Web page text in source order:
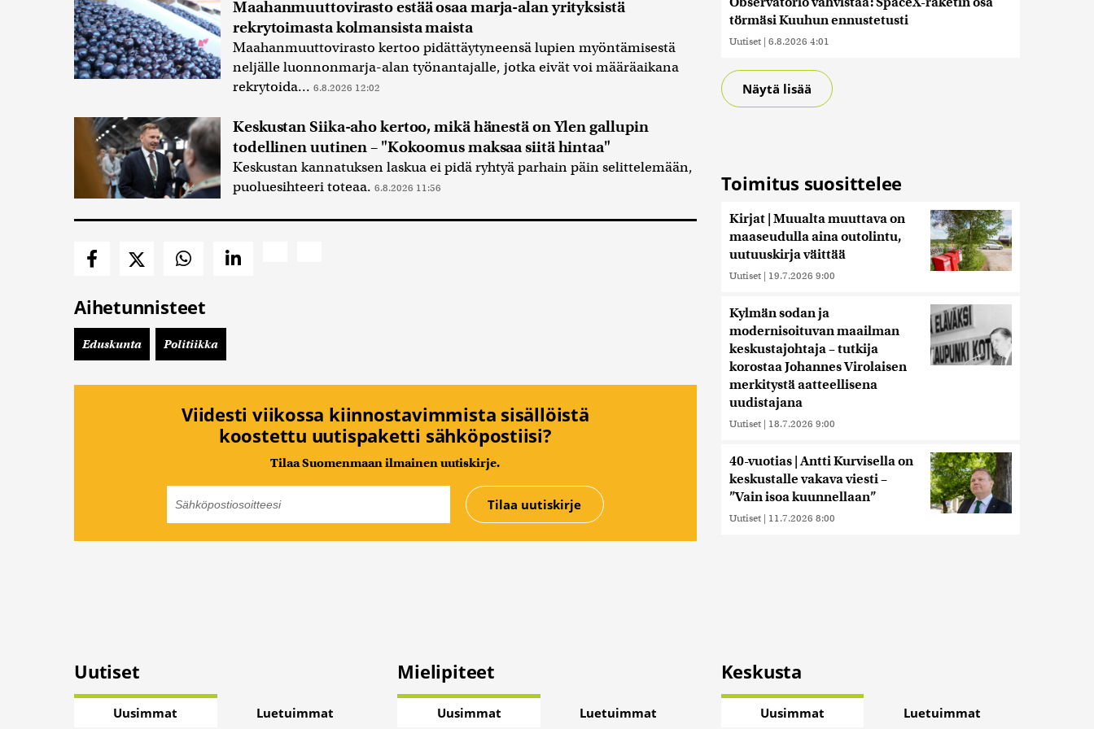
Maahanmuuttovirasto estää osaa marja-alan yrityksistä
rekrytoimasta kolmansista maista
Maahanmuuttovirasto kertoo pidättäytyneensä lupien myöntämisestä
neljälle luonnonmarja-alan työnantajalle, jotka eivät voi määräaikana
rekrytoida... 6.8.2026 12:02
Keskustan Siika-aho kertoo, mikä hänestä on Ylen gallupin
todellinen uutinen – "Kokoomus maksaa siitä hintaa"
Keskustan kannatuksen laskua ei pidä ryhtyä parhain päin selittelemään,
puoluesihteeri toteaa. 6.8.2026 11:56
Aihetunnisteet
Eduskunta Politiikka
Viidesti viikossa kiinnostavimmista sisällöistä
koostettu uutispaketti sähköpostiisi?
Tilaa Suomenmaan ilmainen uutiskirje.
törmäsi Kuuhun ennustetusti
Uutiset | 6.8.2026 4:01
Näytä lisää
Toimitus suosittelee
Kirjat | Muualta muuttava on
maaseudulla aina outolintu,
uutuuskirja väittää
Uutiset | 19.7.2026 9:00
Kylmän sodan ja
modernisoituvan maailman
keskustajohtaja – tutkija
korostaa Johannes Virolaisen
merkitystä aatteellisena
uudistajana
Uutiset | 18.7.2026 9:00
40-vuotias | Antti Kurvisella on
keskustalle vakava viesti –
”Vain isoa kuunnellaan”
Uutiset | 11.7.2026 8:00
Uutiset
Uusimmat Luetuimmat
Mielipiteet
Uusimmat Luetuimmat
Keskusta
Uusimmat Luetuimmat